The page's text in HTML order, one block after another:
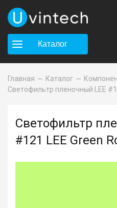
Каталог
Главная Каталог
Светофильтр пленочный LEE
Светофильтр
#121 LEE Green